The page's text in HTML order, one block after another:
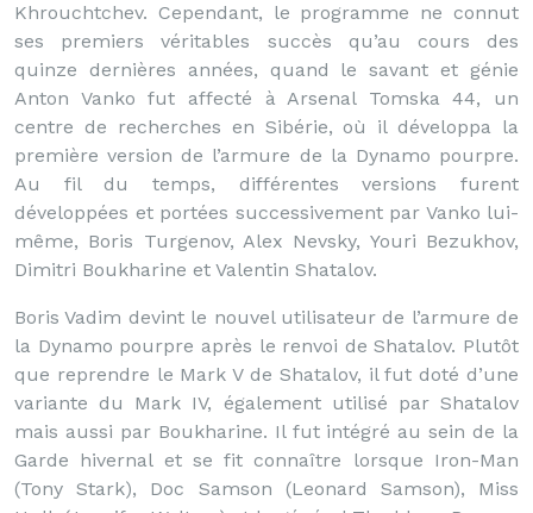
Khrouchtchev. Cependant, le programme ne connut
ses premiers véritables succès qu’au cours des
quinze dernières années, quand le savant et génie
Anton Vanko fut affecté à Arsenal Tomska 44, un
centre de recherches en Sibérie, où il développa la
première version de l’armure de la Dynamo pourpre.
Au fil du temps, différentes versions furent
développées et portées successivement par Vanko lui-
même, Boris Turgenov, Alex Nevsky, Youri Bezukhov,
Dimitri Boukharine et Valentin Shatalov.
Boris Vadim devint le nouvel utilisateur de l’armure de
la Dynamo pourpre après le renvoi de Shatalov. Plutôt
que reprendre le Mark V de Shatalov, il fut doté d’une
variante du Mark IV, également utilisé par Shatalov
mais aussi par Boukharine. Il fut intégré au sein de la
Garde hivernal et se fit connaître lorsque Iron-Man
(Tony Stark), Doc Samson (Leonard Samson), Miss